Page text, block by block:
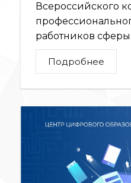
Всероссийского
работников
Подробнее